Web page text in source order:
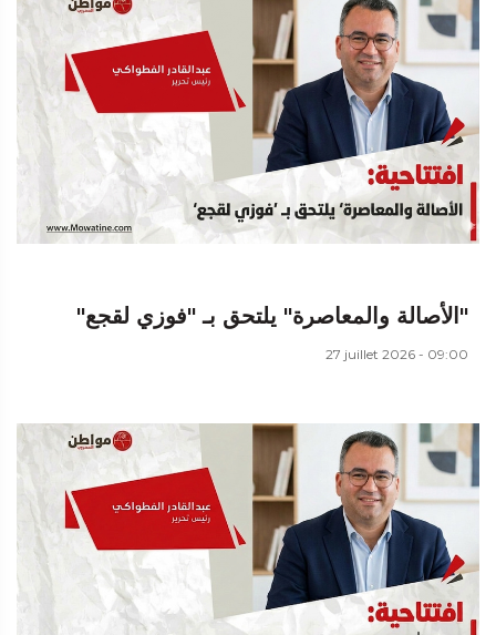
"الأصالة والمعاصرة" يلتحق بـ "فوزي لقجع"
27 juillet 2026 - 09:00